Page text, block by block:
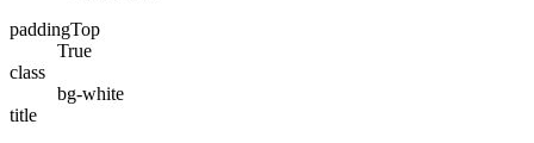
paddingTop
True
class
bg-white
title